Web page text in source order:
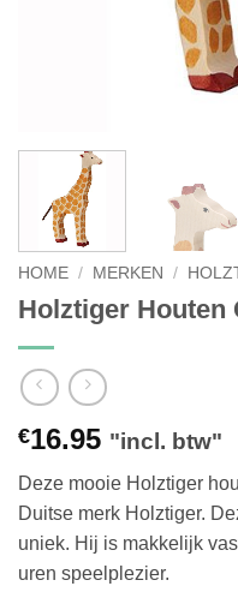
HOME / MERKEN /
Holztiger Houten
€16.95 "incl. btw"
Deze mooie Holztiger
Duitse merk Holztiger.
uniek. Hij is makkelijk
uren speelplezier.